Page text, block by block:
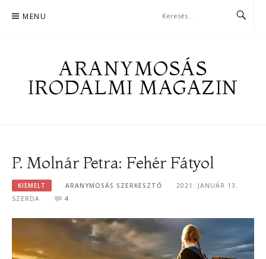
MENU
ARANYMOSÁS
IRODALMI MAGAZIN
P. Molnár Petra: Fehér Fátyol
KIEMELT ARANYMOSÁS SZERKESZTŐ
2021. JANUÁR 13.
SZERDA
4